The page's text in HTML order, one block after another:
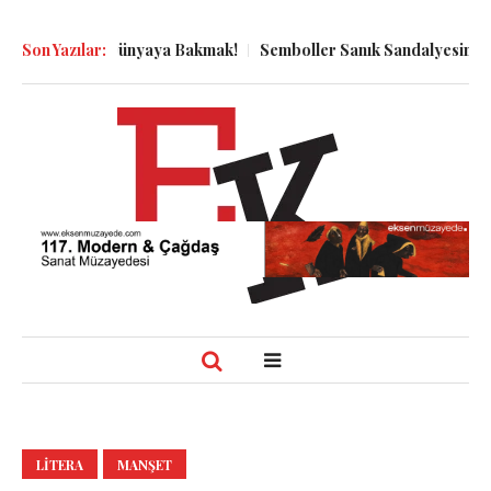
Son Yazılar:
Dünyaya Bakmak! Semboller Sanık Sandalyesinde:
LITERA MANŞET